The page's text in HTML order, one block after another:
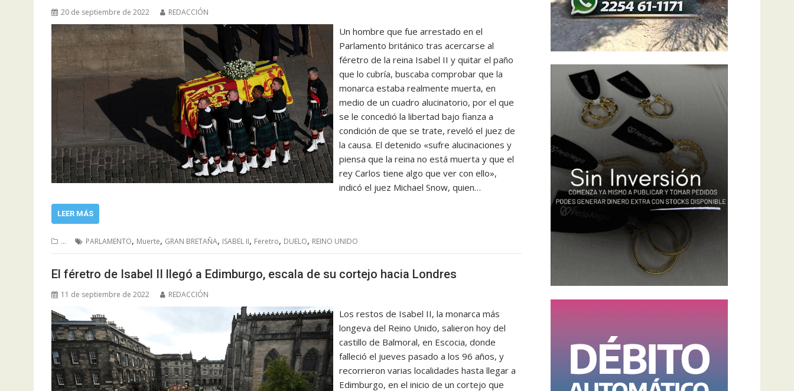
20 de septiembre de 2022 REDACCIÓN
Un hombre que fue arrestado en el
Parlamento británico tras acercarse al
féretro de la reina Isabel II y quitar el paño
que lo cubría, buscaba comprobar que la
monarca estaba realmente muerta, en
medio de un cuadro alucinatorio, por el que
se le concedió la libertad bajo fianza a
condición de que se trate, reveló el juez de
la causa. El detenido «sufre alucinaciones y
piensa que la reina no está muerta y que el
rey Carlos tiene algo que ver con ello»,
indicó el juez Michael Snow, quien…
LEER MÁS
... PARLAMENTO, Muerte, GRAN BRETAÑA, ISABEL II, Feretro, DUELO, REINO UNIDO
El féretro de Isabel II llegó a Edimburgo, escala de su cortejo hacia Londres
11 de septiembre de 2022 REDACCIÓN
Los restos de Isabel II, la monarca más
longeva del Reino Unido, salieron hoy del
castillo de Balmoral, en Escocia, donde
falleció el jueves pasado a los 96 años, y
recorrieron varias localidades hasta llegar a
Edimburgo, en el inicio de un cortejo que